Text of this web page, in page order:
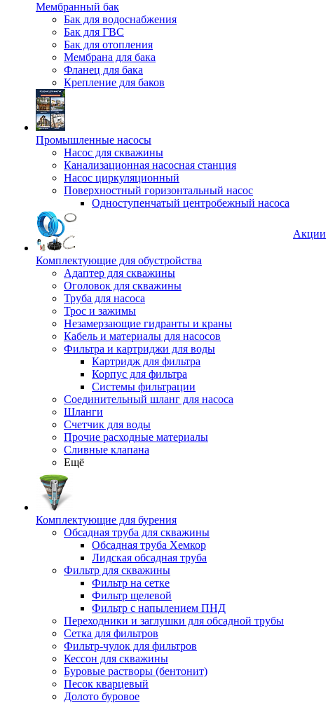
Мембранный бак
Бак для водоснабжения
Бак для ГВС
Бак для отопления
Мембрана для бака
Фланец для бака
Крепление для баков
Промышленные насосы
Насос для скважины
Канализационная насосная станция
Насос циркуляционный
Поверхностный горизонтальный насос
Одноступенчатый центробежный насоса
Комплектующие для обустройства
Адаптер для скважины
Оголовок для скважины
Труба для насоса
Трос и зажимы
Незамерзающие гидранты и краны
Кабель и материалы для насосов
Фильтра и картриджи для воды
Картридж для фильтра
Корпус для фильтра
Системы фильтрации
Соединительный шланг для насоса
Шланги
Счетчик для воды
Прочие расходные материалы
Сливные клапана
Ещё
Комплектующие для бурения
Обсадная труба для скважины
Обсадная труба Хемкор
Лидская обсадная труба
Фильтр для скважины
Фильтр на сетке
Фильтр щелевой
Фильтр с напылением ПНД
Переходники и заглушки для обсадной трубы
Сетка для фильтров
Фильтр-чулок для фильтров
Кессон для скважины
Буровые растворы (бентонит)
Песок кварцевый
Долото буровое
Акции